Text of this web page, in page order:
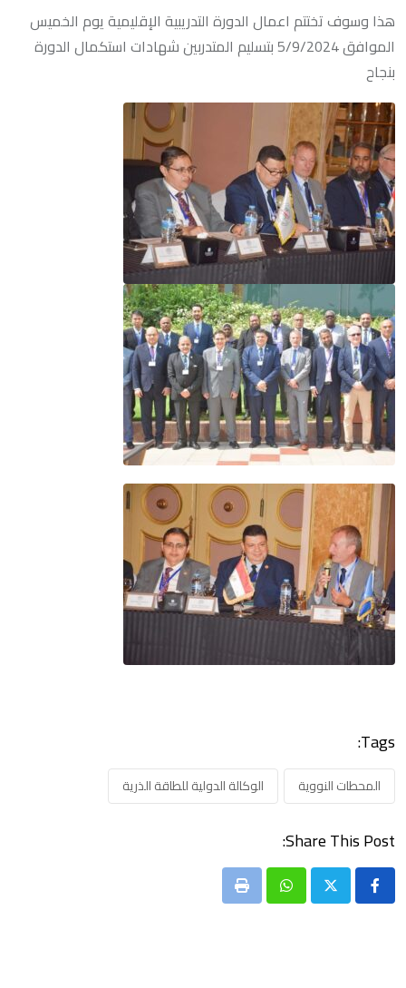
هذا وسوف تختتم اعمال الدورة التدريبية الإقليمية يوم الخميس
الموافق 5/9/2024 بتسليم المتدربين شهادات استكمال الدورة
بنجاح
Tags:
المحطات النووية الوكالة الدولية للطاقة الذرية
Share This Post:
Whatsapp
Print